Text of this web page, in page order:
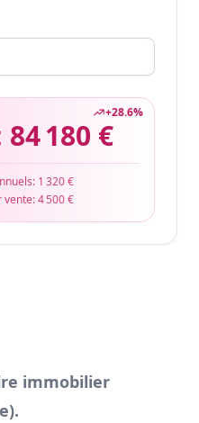
+28.6%
84 180 €
1 320 €
vente:4 500 €
immobilier
).